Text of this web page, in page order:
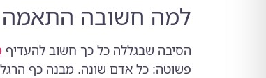
למה חשובה התאמה
הסיבה שבגללה כל כך חשוב להעדיף
פשוטה: כל אדם שונה. מבנה כף הרגל,